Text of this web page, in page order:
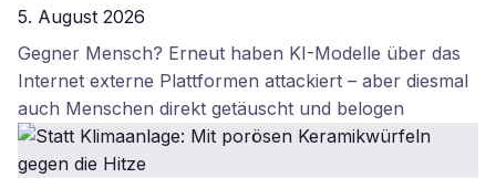
5. August 2026
Gegner Mensch? Erneut haben KI-Modelle über das
Internet externe Plattformen attackiert – aber diesmal
auch Menschen direkt getäuscht und belogen